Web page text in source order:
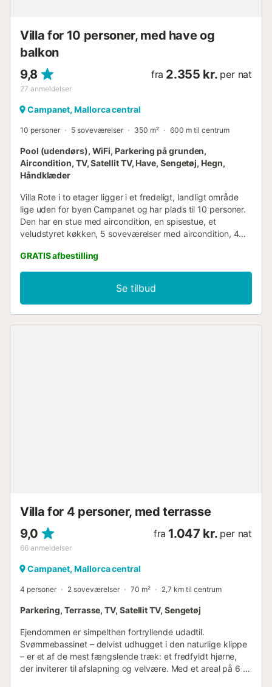
Villa for 10 personer, med have og
balkon
9,8
27 anmeldelser
fra 2.355 kr. per nat
Campanet, Mallorca central
10 personer 5 soveværelser 350 m² 600 m til centrum
Pool (udendørs), WiFi, Parkering på grunden,
Aircondition, TV, Satellit TV, Have, Sengetøj, Hegn,
Håndklæder
Villa Rote i to etager ligger i et fredeligt, landligt område
lige uden for byen Campanet og har plads til 10 personer.
Den har en stue med aircondition, en spisestue, et
veludstyret køkken, 5 soveværelser med aircondition, 4
ekstra toiletter. Denne typiske mallorcinske villa er også
udstyret med Wi-Fi, en høj stol (på forespørgsel), en
barneseng, et bordtennisbord, et billardbord og en
parkeringsplads. Små kæledyr er velkomne. Det idylliske
uderum med overdækket terrasse, grillplads, 42 m² pool
GRATIS afbestilling
Se tilbud
Villa for 4 personer, med terrasse
9,0
66 anmeldelser
fra 1.047 kr. per nat
Campanet, Mallorca central
4 personer 2 soveværelser 70 m² 2,7 km til centrum
Parkering, Terrasse, TV, Satellit TV, Sengetøj
Ejendommen er simpelthen fortryllende udadtil.
Svømmebassinet – delvist udhugget i den naturlige klippe
– er et af de mest fængslende træk: et fredfyldt hjørne,
der inviterer til afslapning og velvære. Med et areal på 6 x